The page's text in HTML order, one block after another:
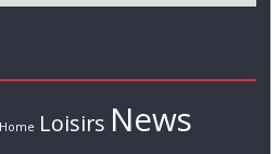
Home Loisirs News